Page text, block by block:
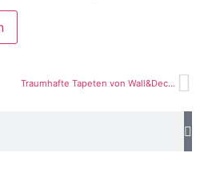
Traumhafte Tapeten von Wall&Deco – auch für ein fugenloses Bad